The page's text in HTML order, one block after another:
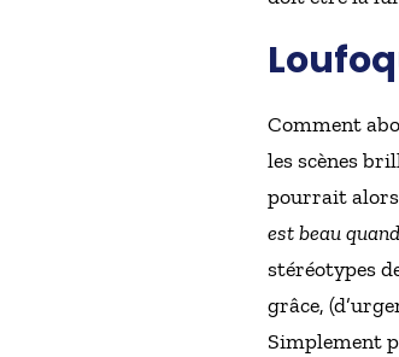
Comment
les scènes
pourrait alors
est beau
stéréotypes
grâce,
Simplement